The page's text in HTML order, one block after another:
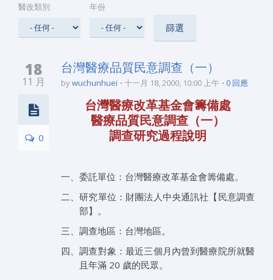
醫改類別 年份
18
11 月
0
台灣醫療品質民意調查（一）
bywuchunhuei 十一月 18, 2000, 10:00 上午 0 回應
台灣醫療改革基金會籌備處
醫療品質民意調查（一）
調查研究過程說明
一、委託單位：台灣醫療改革基金會籌備處。
二、研究單位：財團法人中央通訊社【民意調查
部】。
三、調查地區：台灣地區。
四、調查對象：最近三個月內曾到醫療院所就醫
且年滿 20 歲的民眾。